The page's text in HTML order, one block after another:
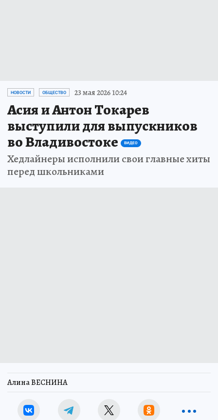
НОВОСТИ ОБЩЕСТВО 23 мая 2026 10:24
Асия и Антон Токарев
выступили для выпускников
во Владивостоке
ВИДЕО
Хедлайнеры исполнили свои главные хиты
перед школьниками
Алина ВЕСНИНА